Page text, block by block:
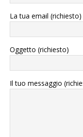
La tua email (richiesto)
Oggetto (richiesto)
Il tuo messaggio